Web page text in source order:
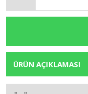
ÜRÜN AÇIKLAMASI